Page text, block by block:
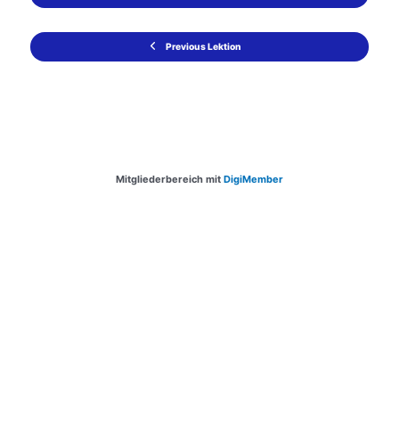
Previous Lektion
Mitgliederbereich mit DigiMember